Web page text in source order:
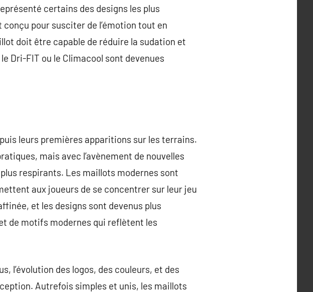
certains des designs les plus
pour susciter de l’émotion tout en
doit être capable de réduire la sudation et
Dri-FIT ou le Climacool sont devenues
leurs premières apparitions sur les terrains.
mais avec l’avènement de nouvelles
respirants. Les maillots modernes sont
aux joueurs de se concentrer sur leur jeu
et les designs sont devenus plus
de motifs modernes qui reflètent les
l’évolution des logos, des couleurs, et des
Autrefois simples et unis, les maillots